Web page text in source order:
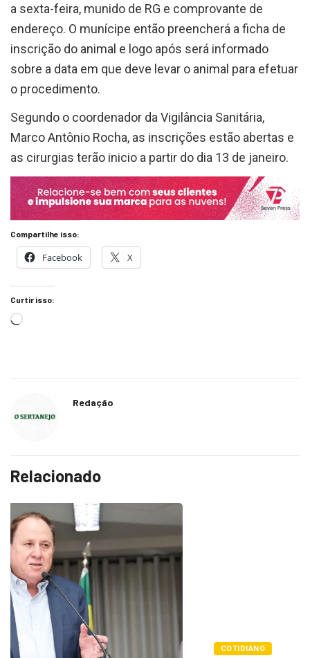
a sexta-feira, munido de RG e comprovante de
endereço. O munícipe então preencherá a ficha de
inscrição do animal e logo após será informado
sobre a data em que deve levar o animal para efetuar
o procedimento.
Segundo o coordenador da Vigilância Sanitária,
Marco Antônio Rocha, as inscrições estão abertas e
as cirurgias terão inicio a partir do dia 13 de janeiro.
Compartilhe isso:
Facebook X
Curtir isso:
Redação
Relacionado
COTIDIANO